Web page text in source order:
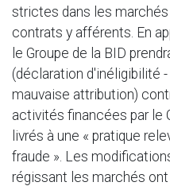
strictes dans les
contrats y afférents. En
le Groupe de la BID
(déclaration d'inéligibilité
mauvaise attribution)
activités financées par le
livrés à une « pratique
fraude ». Les
régissant les marchés